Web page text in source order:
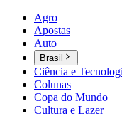
Agro
Apostas
Auto
Brasil
Ciência e
Colunas
Copa do Mundo
Cultura e Lazer